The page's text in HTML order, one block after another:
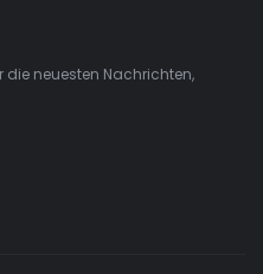
neuesten Nachrichten,